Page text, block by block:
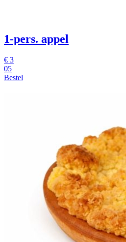
1-pers. appel
€ 3
05
Bestel